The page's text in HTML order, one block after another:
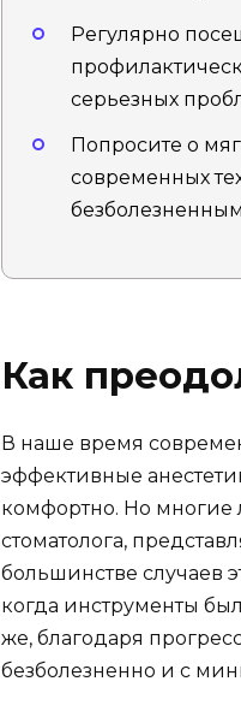
Регулярно
серьезных
Попросите о
современных
Как
В наше время
эффективные
комфортно. Но многие
стоматолога,
большинстве случаев
когда инструменты
же, благодаря
безболезненно и с